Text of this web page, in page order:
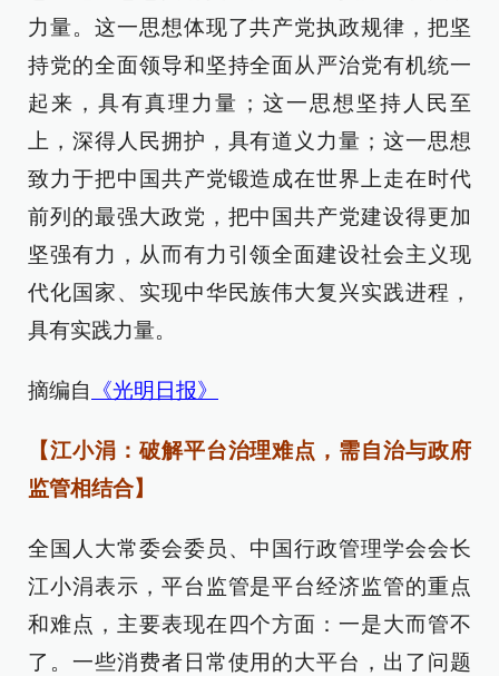
力量。这一思想体现了共产党执政规律，把坚
持党的全面领导和坚持全面从严治党有机统一
起来，具有真理力量；这一思想坚持人民至
上，深得人民拥护，具有道义力量；这一思想
致力于把中国共产党锻造成在世界上走在时代
前列的最强大政党，把中国共产党建设得更加
坚强有力，从而有力引领全面建设社会主义现
代化国家、实现中华民族伟大复兴实践进程，
具有实践力量。
摘编自 《光明日报》
【江小涓：破解平台治理难点，需自治与政府
监管相结合】
全国人大常委会委员、中国行政管理学会会长
江小涓表示，平台监管是平台经济监管的重点
和难点，主要表现在四个方面：一是大而管不
了。一些消费者日常使用的大平台，出了问题